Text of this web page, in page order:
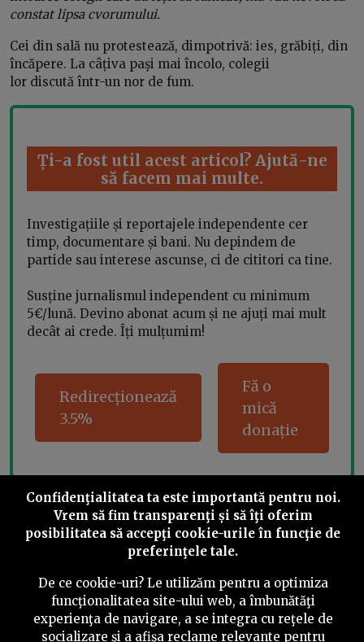
constat lipsa cvorumului.
Cei din sală nu protestează, dimpotrivă: ies, grăbiți, din
încăpere. La câțiva paşi mai încolo, colegii
lor discută într-un nor de fum.
Ți-a fost util acest articol? Ajută-ne
să facem mai multe.
Investigațiile și reportajele independente cer
timp, documentare și bani. Nu depindem de
partide sau interese ascunse, ci de cititori ca tine.
Susține jurnalismul independent cu minimum
5€/lună. Devino abonat acum și ne ajuți mai mult
decât ai crede. Îți mulțumim!
Redirecționează
3.5%
Fă o
mică
donație
Share this
©2026 PressOne.ro
Confidenţialitatea ta este importantă pentru noi.
Vrem să fim transparenţi și să îţi oferim
posibilitatea să accepţi cookie-urile în funcţie de
preferinţele tale.
De ce cookie-uri? Le utilizăm pentru a optimiza
funcţionalitatea site-ului web, a îmbunătăţi
experienţa de navigare, a se integra cu reţele de
socializare şi a afişa reclame relevante pentru